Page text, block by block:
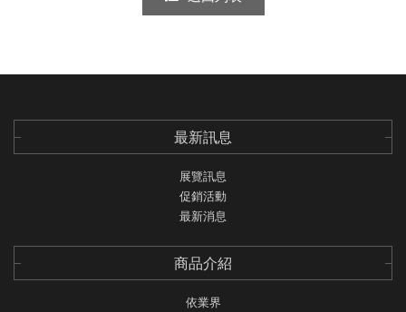
最新訊息
展覽訊息
促銷活動
最新消息
商品介紹
依業界